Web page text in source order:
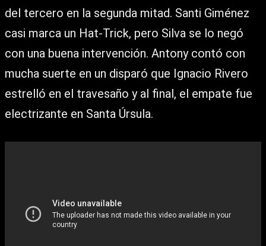
del tercero en la segunda mitad. Santi Giménez
casi marca un Hat-Trick, pero Silva se lo negó
con una buena intervención. Antony contó con
mucha suerte en un disparó que Ignacio Rivero
estrelló en el travesaño y al final, el empate fue
electrizante en Santa Úrsula.